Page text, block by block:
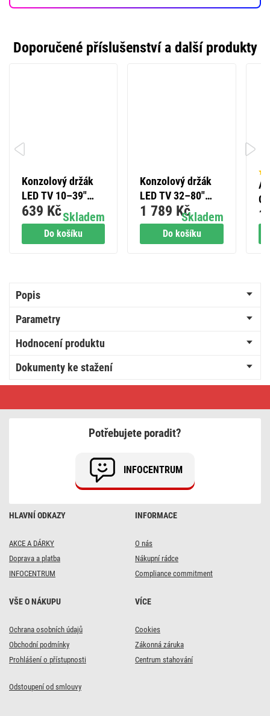
Doporučené příslušenství a další produkty
Do košíku
Konzolový držák
LED TV 10–39"
(25–99 cm)Skladem
639 Kč
Do košíku
Konzolový držák
LED TV 32–80"
(81–203 cm)Skladem
1 789 Kč
Konzolový držák LED
TV 10–39" (25–99 cm)
VIKEND20
Konzolový držák LED TV
32–80" (81–203 cm)
VIKEND20
Alkalická baterie GP
Super AAA (LR03), 10
Alkalická baterie GP
Super AAA (LR03), 2
Popis
Parametry
Hodnocení produktu
Dokumenty ke stažení
HLAVNÍ ODKAZY
AKCE A DÁRKY
Doprava a platba
INFOCENTRUM
INFORMACE
O nás
Nákupní rádce
Compliance commitment
VŠE O NÁKUPU
Ochrana osobních údajů
Obchodní podmínky
Prohlášení o přístupnosti
VÍCE
Cookies
Zákonná záruka
Centrum stahování
Odstoupení od smlouvy
Potřebujete poradit?
INFOCENTRUM